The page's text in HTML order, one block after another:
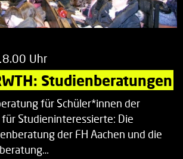
Uhr
Studienberatungen
für Schüler*innen der
Studieninteressierte: Die
der FH Aachen und die